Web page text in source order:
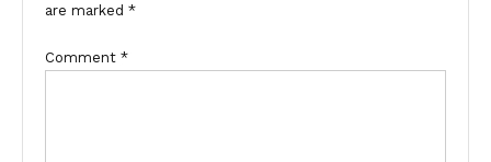
are marked *
Comment *